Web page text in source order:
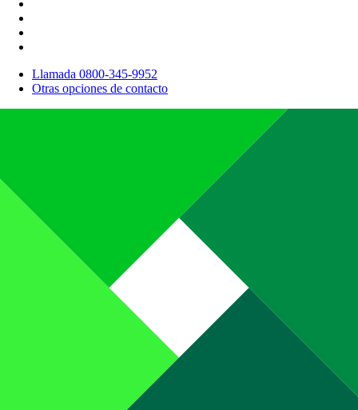
Llamada 0800-345-9952
Otras opciones de contacto